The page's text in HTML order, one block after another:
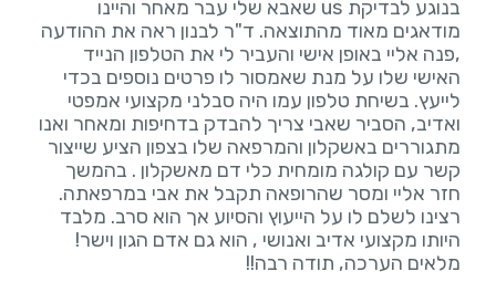
בנוגע לבדיקת us שאבא שלי עבר מאחר והיינו
מודאגים מאוד מהתוצאה. ד"ר לבנון ראה את ההודעה
,פנה אליי באופן אישי והעביר לי את הטלפון הנייד
האישי שלו על מנת שאמסור לו פרטים נוספים בכדי
לייעץ. בשיחת טלפון עמו היה סבלני מקצועי אמפטי
ואדיב, הסביר שאבי צריך להבדק בדחיפות ומאחר ואנו
מתגוררים באשקלון והמרפאה שלו בצפון הציע שייצור
קשר עם קולגה מומחית כלי דם מאשקלון . בהמשך
חזר אליי ומסר שהרופאה תקבל את אבי במרפאתה.
רצינו לשלם לו על הייעוץ והסיוע אך הוא סרב. מלבד
היותו מקצועי אדיב ואנושי , הוא גם אדם הגון וישר!
מלאים הערכה, תודה רבה!!